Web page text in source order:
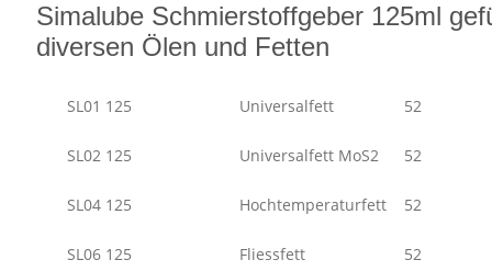
Simalube Schmierstoffgeber 125ml
diversen Ölen und Fetten
SL01 125 Universalfett 52
SL02 125 Universalfett MoS2 52
SL04 125 Hochtemperaturfett 52
SL06 125 Fliessfett 52